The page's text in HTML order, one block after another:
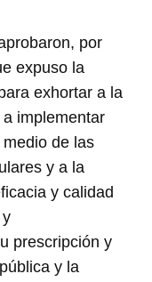
por
expuso la
exhortar a la
implementar
de las
y a la
y calidad
prescripción y
y la